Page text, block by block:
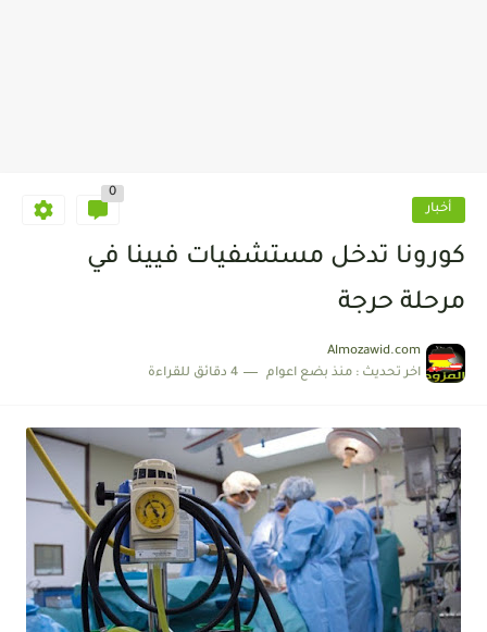
أخبار
0
كورونا تدخل مستشفيات فيينا في
مرحلة حرجة
Almozawid.com
اخر تحديث : منذ بضع اعوام 4 دقائق للقراءة